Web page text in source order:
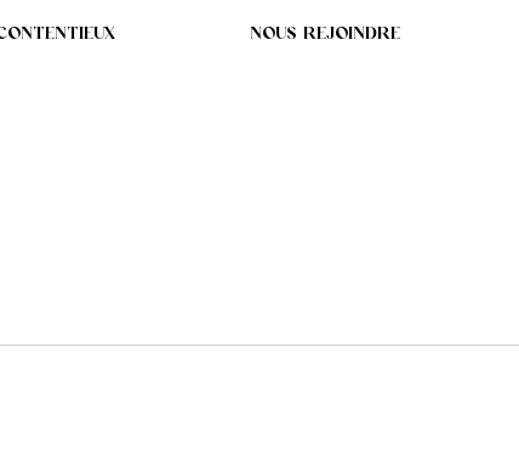
NOUS REJOINDRE
PLANE
DANS SON